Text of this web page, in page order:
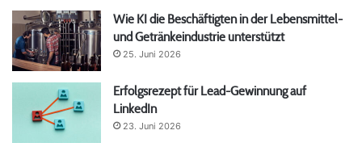
Wie KI die Beschäftigten in der Lebensmittel-
und Getränkeindustrie unterstützt
25. Juni 2026
Erfolgsrezept für Lead-Gewinnung auf
LinkedIn
23. Juni 2026